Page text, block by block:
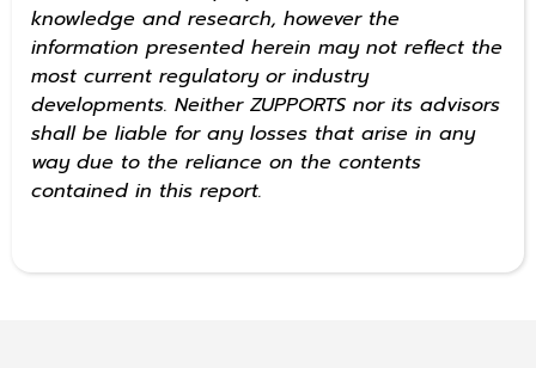
knowledge and research, however the
information presented herein may not reflect the
most current regulatory or industry
developments. Neither ZUPPORTS nor its advisors
shall be liable for any losses that arise in any
way due to the reliance on the contents
contained in this report.